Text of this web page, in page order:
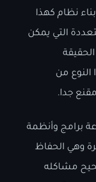
نظام كهذا
التي يمكن
من
جدا.
برامج وأنظمة
وهي الحفاظ
مشاكله